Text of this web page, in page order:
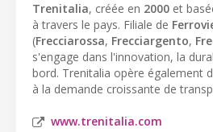
Trenitalia, créée en 2000 et
à travers le pays. Filiale de
(Frecciarossa, Frecciargento,
s'engage dans l'innovation, la
bord. Trenitalia opère également
à la demande croissante de
www.trenitalia.com